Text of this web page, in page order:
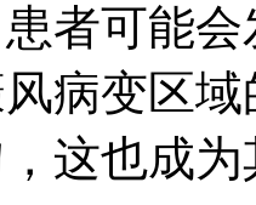
者可能
病变区
这也成